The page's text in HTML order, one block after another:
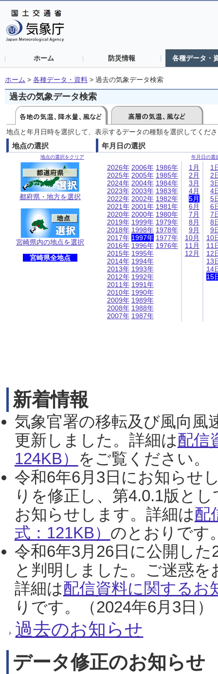
ホーム 防災情報 各種データ・
ホーム > 各種データ・資料 > 過去の気象データ検索
過去の気象データ検索
地点と年月日時を選択して、表示するデータの種類を選択してくだ
地点の選択
地点の選択をクリア
都府県・地方を選択
宮崎県内の地点を選択
宮崎県全地点
年月日の選択
年月日の選
2026年
2025年
2024年
2023年
2022年
2021年
2020年
2019年
2018年
2017年
2016年
2015年
2014年
2013年
2012年
2011年
2010年
2009年
2008年
2007年
2006年
2005年
2004年
2003年
2002年
2001年
2000年
1999年
1998年
1997年
1996年
1995年
1994年
1993年
1992年
1991年
1990年
1989年
1988年
1987年
1986年
1985年
1984年
1983年
1982年
1981年
1980年
1979年
1978年
1977年
1976年
1月
2月
3月
4月
5月
6月
7月
8月
9月
10月
11月
12月
1
2
3
4
5
6
7
8
9
10
11
12
13
14
15
新着情報
気象官署の移転及び風向風
更新しました。詳細は配信
124KB） をご覧ください。
令和6年6月3日にお知らせ
りを修正し、第4.0.1版と
お知らせします。詳細は配
式：121KB） のとおりです
令和6年3月26日に公開し
と判明しました。ご迷惑
詳細は配信資料に関するお
りです。（2024年6月3日）
過去のお知らせ
データ修正のお知らせ